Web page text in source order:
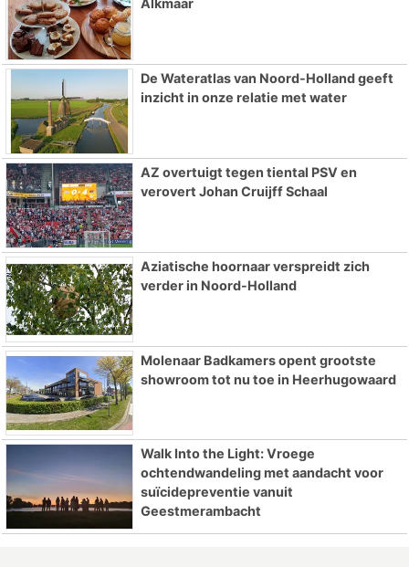
Alkmaar
De Wateratlas van Noord-Holland geeft
inzicht in onze relatie met water
AZ overtuigt tegen tiental PSV en
verovert Johan Cruijff Schaal
Aziatische hoornaar verspreidt zich
verder in Noord-Holland
Molenaar Badkamers opent grootste
showroom tot nu toe in Heerhugowaard
Walk Into the Light: Vroege
ochtendwandeling met aandacht voor
suïcidepreventie vanuit
Geestmerambacht